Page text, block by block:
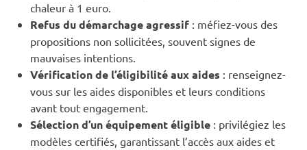
chaleur à 1 euro.
Refus du démarchage agressif : méfiez-vous des
propositions non sollicitées, souvent signes de
mauvaises intentions.
Vérification de l’éligibilité aux aides : renseignez-
vous sur les aides disponibles et leurs conditions
avant tout engagement.
Sélection d’un équipement éligible : privilégiez les
modèles certifiés, garantissant l’accès aux aides et